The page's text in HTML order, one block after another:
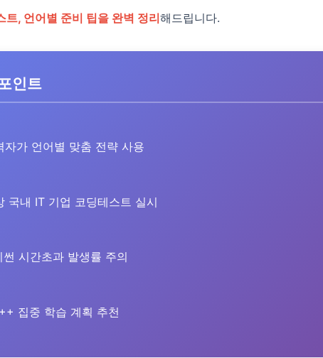
트, 언어별 준비 팁을 완벽 정리해드립니다.
인트
가 언어별 맞춤 전략 사용
국내 IT 기업 코딩테스트 실시
시간초과 발생률 주의
집중 학습 계획 추천